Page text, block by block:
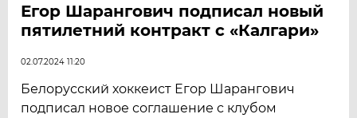
Егор Шарангович подписал новый
пятилетний контракт с «Калгари»
02.07.2024 11:20
Белорусский хоккеист Егор Шарангович
подписал новое соглашение с клубом